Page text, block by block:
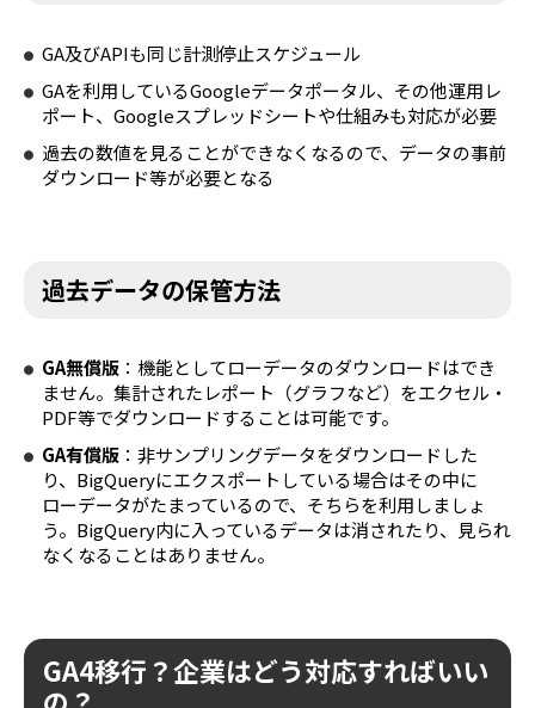
GA及びAPIも同じ計測停止スケジュール
GAを利用しているGoogleデータポータル、その他運用レ
ポート、Googleスプレッドシートや仕組みも対応が必要
過去の数値を見ることができなくなるので、データの事前
ダウンロード等が必要となる
過去データの保管方法
GA無償版 ：機能としてローデータのダウンロードはでき
ません。集計されたレポート（グラフなど）をエクセル・
PDF等でダウンロードすることは可能です。
GA有償版 ：非サンプリングデータをダウンロードした
り、BigQueryにエクスポートしている場合はその中に
ローデータがたまっているので、そちらを利用しましょ
う。BigQuery内に入っているデータは消されたり、見られ
なくなることはありません。
GA4移行？企業はどう対応すればいい